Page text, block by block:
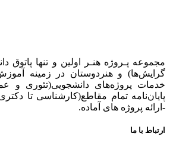
مجموعه پـروژه‌ هنـر اولین و تنها پاتوق
گرایش‌ها) و هنردوستان در زمینه
خدمات پروژه‌های‌ دانشجویی(تئوری و
پایان‌نامه تمام مقاطع(کارشناسی تا
-ارائه پروژه های آماده.
ارتباط با ما